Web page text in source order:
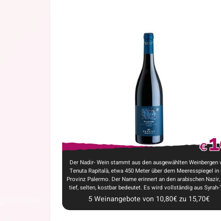
Der Nadir- Wein stammt aus den ausgewählten Weinbergen
Tenuta Rapitalà, etwa 450 Meter über dem Meeresspiegel in
Provinz Palermo. Der Name erinnert an den arabischen
tief, selten, kostbar bedeutet. Es wird vollständig aus Syrah-
€
5Weinangebote von 10,80€zu 15,70€